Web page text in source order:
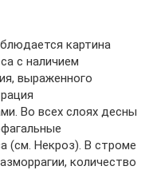
картина
с наличием
выраженного
Во всех слоях десны
(см. Некроз). В строме
количество